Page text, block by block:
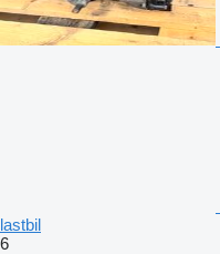
lastbil
6